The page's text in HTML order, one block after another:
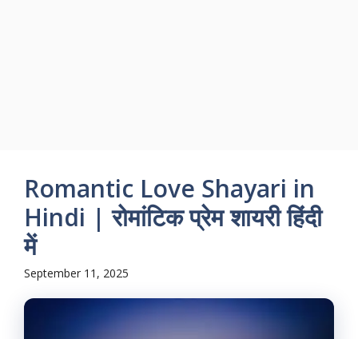
Romantic Love Shayari in
Hindi | रोमांटिक प्रेम शायरी हिंदी
में
September 11, 2025